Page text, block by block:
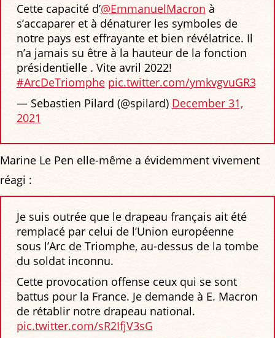
Cette capacité d’@EmmanuelMacron à
s’accaparer et à dénaturer les symboles de
notre pays est effrayante et bien révélatrice. Il
n’a jamais su être à la hauteur de la fonction
présidentielle . Vite avril 2022!
#ArcDeTriomphe pic.twitter.com/ymkvgvuGR3
— Sebastien Pilard (@spilard) December 31,
2021
Marine Le Pen elle-même a évidemment vivement
réagi :
Je suis outrée que le drapeau français ait été
remplacé par celui de l’Union européenne
sous l’Arc de Triomphe, au-dessus de la tombe
du soldat inconnu.
Cette provocation offense ceux qui se sont
battus pour la France. Je demande à E. Macron
de rétablir notre drapeau national.
pic.twitter.com/sR2IfjV3sG